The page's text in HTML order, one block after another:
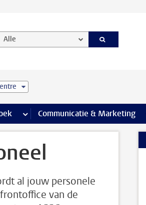
Alle
pagina’s
meer Onderzoek pagina’s
Communicatie & Marketing
al jouw personele
van de